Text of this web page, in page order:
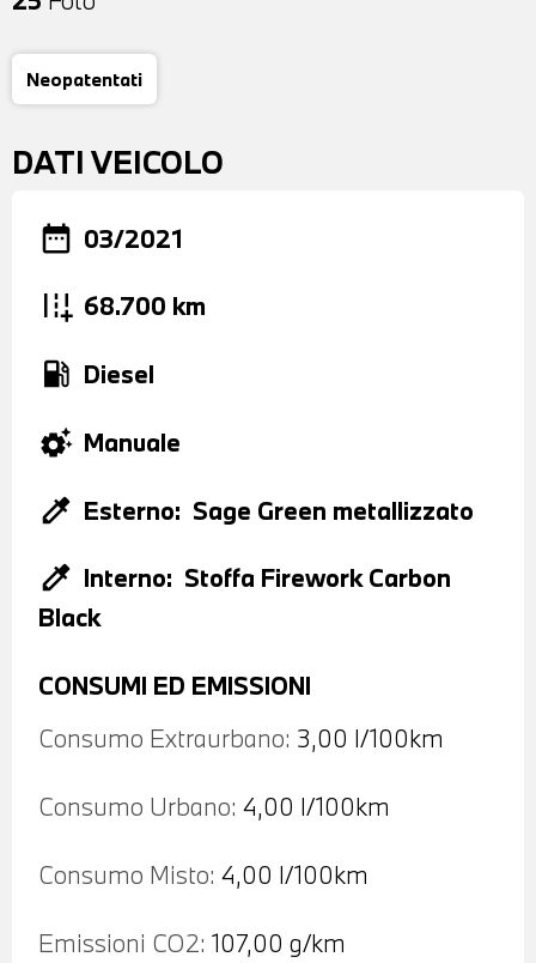
Neopatentati
DATI VEICOLO
date_range 03/2021
add_road 68.700 km
local_gas_station Diesel
settings_suggest Manuale
colorize Esterno: Sage Green metallizzato
colorize Interno: Stoffa Firework Carbon
Black
CONSUMI ED EMISSIONI
Consumo Extraurbano: 3,00 l/100km
Consumo Urbano: 4,00 l/100km
Consumo Misto: 4,00 l/100km
Emissioni CO2: 107,00 g/km